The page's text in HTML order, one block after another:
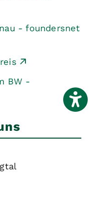
- foundersnet
BW -